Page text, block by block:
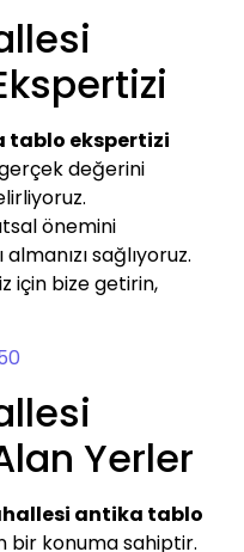
tablo ekspertizi
değerini
önemini
sağlıyoruz.
için bize getirin,
Yerler
antika tablo
bir konuma sahiptir.